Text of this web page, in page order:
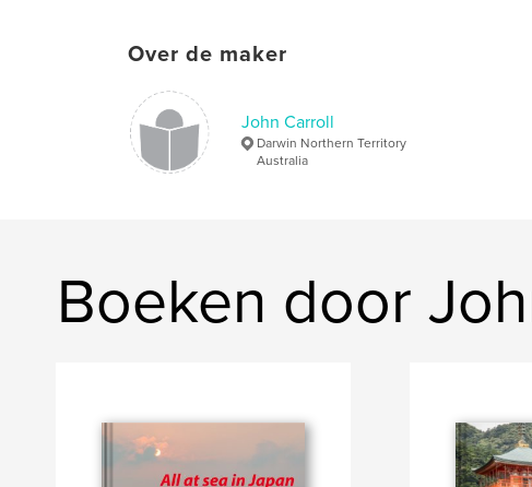
Over de maker
John Carroll
Darwin Northern Territory
Australia
Boeken door